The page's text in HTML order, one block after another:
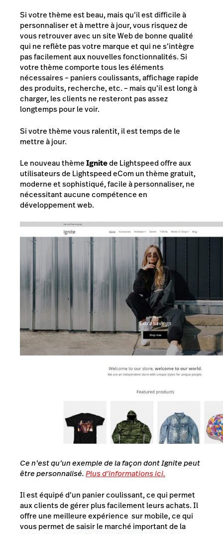
Si votre thème est beau, mais qu’il est difficile à
personnaliser et à mettre à jour, vous risquez de
vous retrouver avec un site Web de bonne qualité
qui ne reflète pas votre marque et qui ne s’intègre
pas facilement aux nouvelles fonctionnalités. Si
votre thème comporte tous les éléments
nécessaires – paniers coulissants, affichage rapide
des produits, recherche, etc. – mais qu’il est long à
charger, les clients ne resteront pas assez
longtemps pour le voir.
Si votre thème vous ralentit, il est temps de le
mettre à jour.
Le nouveau thèmeIgnitede Lightspeed offre aux
utilisateurs de Lightspeed eCom un thème gratuit,
moderne et sophistiqué, facile à personnaliser, ne
nécessitant aucune compétence en
développement web.
Ce n’est qu’un exemple de la façon dont Ignite peut
être personnalisé.Plus d’informations ici.
Il est équipé d’un panier coulissant, ce qui permet
aux clients de gérer plus facilement leurs achats. Il
offre une meilleure expérience sur mobile, ce qui
vous permet de saisir le marché important de la